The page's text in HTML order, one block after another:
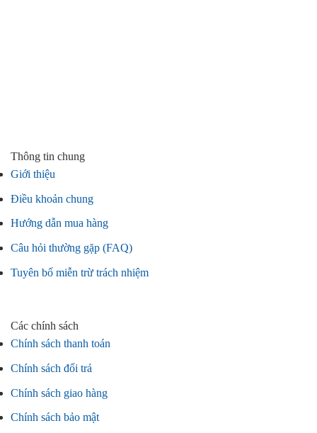
Thông tin chung
Giới thiệu
Điều khoản chung
Hướng dẫn mua hàng
Câu hỏi thường gặp (FAQ)
Tuyên bố miễn trừ trách nhiệm
Các chính sách
Chính sách thanh toán
Chính sách đổi trả
Chính sách giao hàng
Chính sách bảo mật